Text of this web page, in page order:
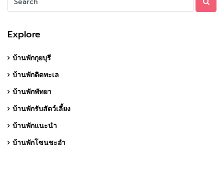
Explore
บ้านพักกุยบุรี
บ้านพักติดทะเล
บ้านพักพัทยา
บ้านพักรับสัตว์เลี้ยง
บ้านพักแนะนำ
บ้านพักโซนชะอำ